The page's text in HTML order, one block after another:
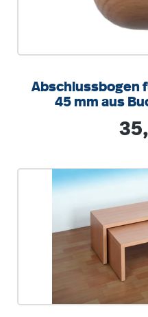
Abschlussbogen
45 mm aus